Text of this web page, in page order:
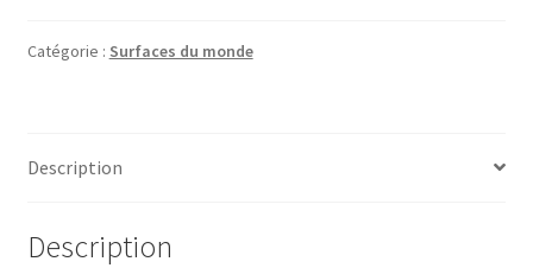
Catégorie : Surfaces du monde
Description
Description